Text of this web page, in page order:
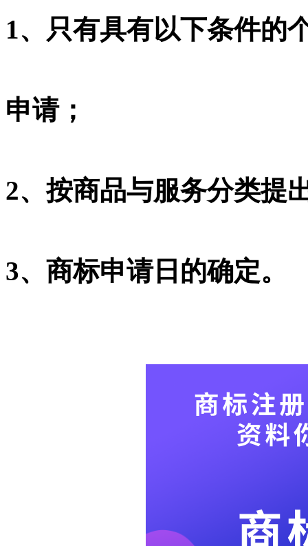
1、只有具有以下条件的
申请；
2、按商品与服务分类提
3、商标申请日的确定。